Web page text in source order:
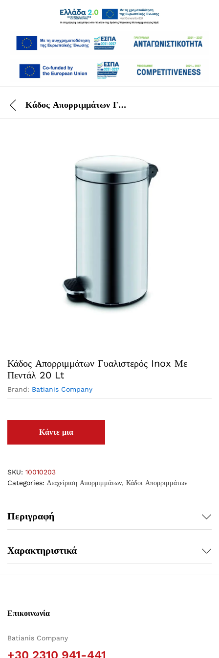
Κάδος Απορριμμάτων Γυαλιστερός Inox Με Πεντάλ 20 Lt
Κάδος Απορριμμάτων Γυαλιστερός Inox Με
Πεντάλ 20 Lt
Brand: Batianis Company
SKU: 10010203
Categories: Διαχείριση Απορριμμάτων, Κάδοι Απορριμμάτων
Περιγραφή
Χαρακτηριστικά
Επικοινωνία
Batianis Company
+30 2310 941-441